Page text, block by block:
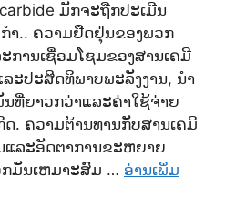
ມັກຈະຖືກປະເມີນ
າ.. ຄວາມຢືດຢຸ່ນຂອງພວກ
ການເຊື່ອມໂຊມຂອງສານເຄມີ
ະປະສິດທິພາບພະລັງງານ, ນໍາ
ທີ່ຍາວກວ່າແລະຄ່າໃຊ້ຈ່າຍ
. ຄວາມຕ້ານທານກັບສານເຄມີ
ແລະອັດຕາການຂະຫຍາຍ
ມັນເຫມາະສົມ … ອ່ານເພິ່ມ